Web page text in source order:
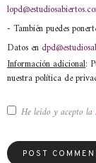
- También puedes
Datos en
Información adicional:
nuestra política de
He leído y acepto la